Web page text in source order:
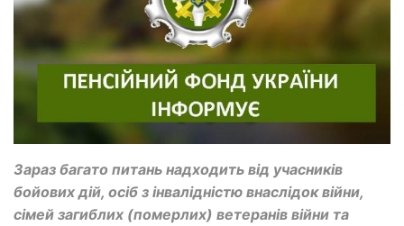
Зараз багато питань надходить від учасників
бойових дій, осіб з інвалідністю внаслідок війни,
сімей загиблих (померлих) ветеранів війни та